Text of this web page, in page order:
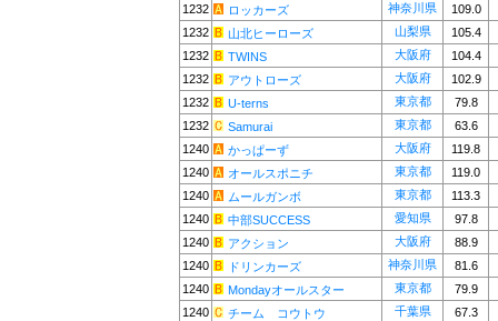
1232
ロッカーズ 神奈川県
109.0
1232
山北ヒーローズ 山梨県
105.4
1232
TWINS 大阪府
104.4
1232
アウトローズ 大阪府
102.9
1232
U-terns 東京都
79.8
1232
Samurai 東京都
63.6
1240
かっぱーず 大阪府
119.8
1240
オールスポニチ 東京都
119.0
1240
ムールガンボ 東京都
113.3
1240
中部SUCCESS 愛知県
97.8
1240
アクション 大阪府
88.9
1240
ドリンカーズ 神奈川県
81.6
1240
Mondayオールスター 東京都
79.9
1240
チーム コウトウ 千葉県
67.3